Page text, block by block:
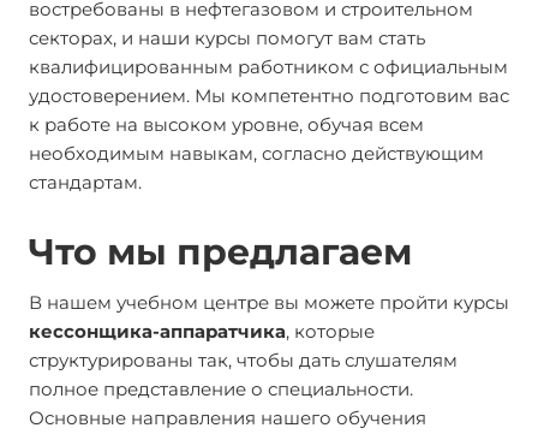
востребованы в нефтегазовом и строительном
секторах, и наши курсы помогут вам стать
квалифицированным работником с официальным
удостоверением. Мы компетентно подготовим вас
к работе на высоком уровне, обучая всем
необходимым навыкам, согласно действующим
стандартам.
Что мы предлагаем
В нашем учебном центре вы можете пройти курсы
кессонщика-аппаратчика, которые
структурированы так, чтобы дать слушателям
полное представление о специальности.
Основные направления нашего обучения